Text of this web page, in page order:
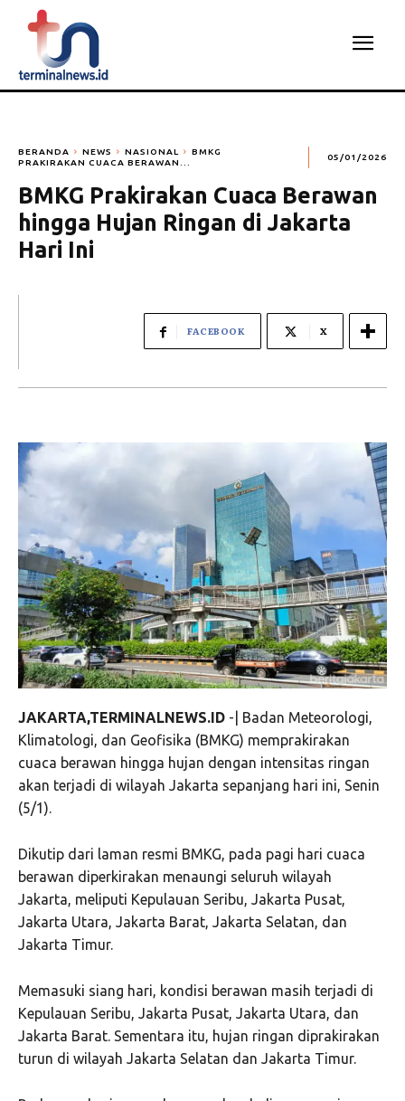
BERANDA NEWS NASIONAL
BMKG
PRAKIRAKAN CUACA BERAWAN...
05/01/2026
BMKG Prakirakan Cuaca Berawan
hingga Hujan Ringan di Jakarta
Hari Ini
FACEBOOK X
JAKARTA,TERMINALNEWS.ID -| Badan Meteorologi,
Klimatologi, dan Geofisika (BMKG) memprakirakan
cuaca berawan hingga hujan dengan intensitas ringan
akan terjadi di wilayah Jakarta sepanjang hari ini, Senin
(5/1).
Dikutip dari laman resmi BMKG, pada pagi hari cuaca
berawan diperkirakan menaungi seluruh wilayah
Jakarta, meliputi Kepulauan Seribu, Jakarta Pusat,
Jakarta Utara, Jakarta Barat, Jakarta Selatan, dan
Jakarta Timur.
Memasuki siang hari, kondisi berawan masih terjadi di
Kepulauan Seribu, Jakarta Pusat, Jakarta Utara, dan
Jakarta Barat. Sementara itu, hujan ringan diprakirakan
turun di wilayah Jakarta Selatan dan Jakarta Timur.